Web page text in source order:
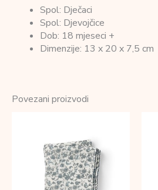
Spol: Dječaci
Spol: Djevojčice
Dob: 18 mjeseci +
Dimenzije: 13 x 20 x 7,5 cm
Povezani proizvodi